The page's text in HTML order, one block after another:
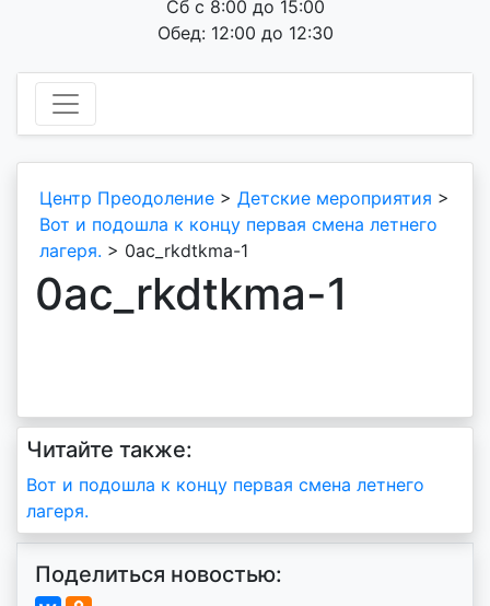
Сб с 8:00 до 15:00
Обед: 12:00 до 12:30
Центр Преодоление > Детские мероприятия >
Вот и подошла к концу первая смена летнего
лагеря. > 0ac_rkdtkma-1
0ac_rkdtkma-1
Читайте также:
Навигация
по
записям
Вот и подошла к концу первая смена летнего
лагеря.
Поделиться новостью: